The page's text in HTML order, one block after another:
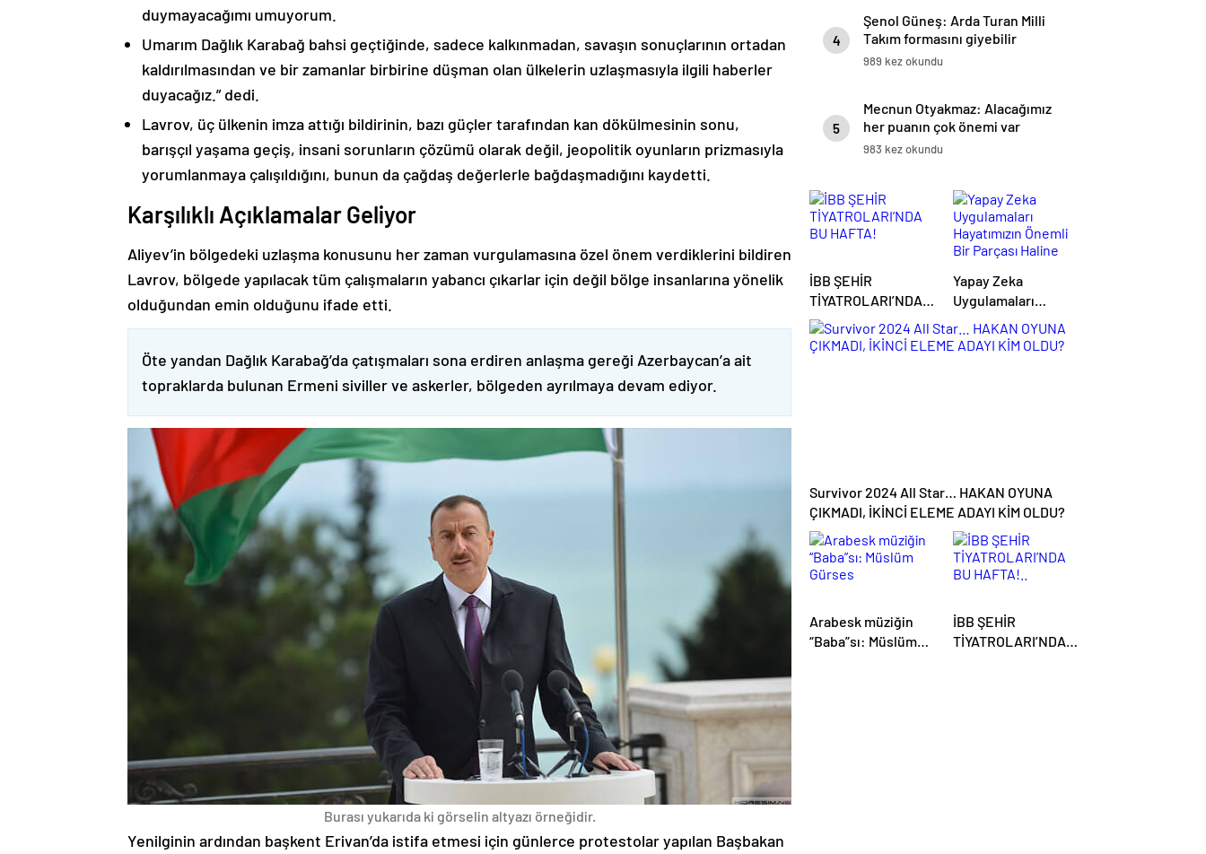
duymayacağımı umuyorum.
Umarım Dağlık Karabağ bahsi geçtiğinde, sadece kalkınmadan, savaşın sonuçlarının ortadan
kaldırılmasından ve bir zamanlar birbirine düşman olan ülkelerin uzlaşmasıyla ilgili haberler
duyacağız.” dedi.
Lavrov, üç ülkenin imza attığı bildirinin, bazı güçler tarafından kan dökülmesinin sonu,
barışçıl yaşama geçiş, insani sorunların çözümü olarak değil, jeopolitik oyunların prizmasıyla
yorumlanmaya çalışıldığını, bunun da çağdaş değerlerle bağdaşmadığını kaydetti.
Karşılıklı Açıklamalar Geliyor
Aliyev’in bölgedeki uzlaşma konusunu her zaman vurgulamasına özel önem verdiklerini bildiren
Lavrov, bölgede yapılacak tüm çalışmaların yabancı çıkarlar için değil bölge insanlarına yönelik
olduğundan emin olduğunu ifade etti.
Öte yandan Dağlık Karabağ’da çatışmaları sona erdiren anlaşma gereği Azerbaycan’a ait
topraklarda bulunan Ermeni siviller ve askerler, bölgeden ayrılmaya devam ediyor.
Burası yukarıda ki görselin altyazı örneğidir.
Yenilginin ardından başkent Erivan’da istifa etmesi için günlerce protestolar yapılan Başbakan
4
Şenol Güneş: Arda Turan Milli
Takım formasını giyebilir
989 kez okundu
5
Mecnun Otyakmaz: Alacağımız
her puanın çok önemi var
983 kez okundu
İBB ŞEHİR
TİYATROLARI’NDA
BU HAFTA!
Yapay Zeka
Uygulamaları
Hayatımızın Önemli
Bir Parçası Haline
Survivor 2024 All Star… HAKAN OYUNA
ÇIKMADI, İKİNCİ ELEME ADAYI KİM OLDU?
Arabesk müziğin
“Baba”sı: Müslüm
İBB ŞEHİR
TİYATROLARI’NDA